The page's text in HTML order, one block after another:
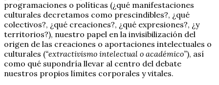
programaciones o políticas (¿qué manifestaciones
culturales decretamos como prescindibles?, ¿qué
colectivos?, ¿qué creaciones?, ¿qué expresiones?, ¿y
territorios?), nuestro papel en la invisibilización del
origen de las creaciones o aportaciones intelectuales o
culturales (“extractivismo intelectual o académico”), así
como qué supondría llevar al centro del debate
nuestros propios límites corporales y vitales.